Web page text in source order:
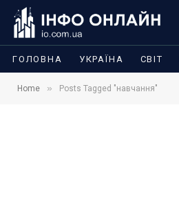
ГОЛОВНА УКРАЇНА СВІТ
Home » Posts Tagged "навчання"